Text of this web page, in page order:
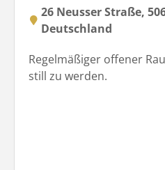
26 Neusser Straße,
Deutschland
Regelmäßiger offener
still zu werden.